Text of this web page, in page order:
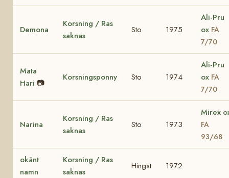
Demona
Korsning / Ras
saknas
Sto 1975
Ali-Pru
ox FA
7/70
Mata
Hari 📷
Korsningsponny Sto 1974
Ali-Pru
ox FA
7/70
Narina
Korsning / Ras
saknas
Sto 1973
Mirex
FA
93/68
okänt
namn
Korsning / Ras
saknas
Hingst 1972